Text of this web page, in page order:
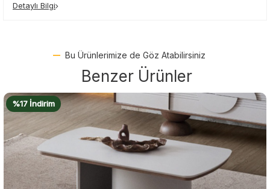
Detaylı Bilgi
Bu Ürünlerimize de Göz Atabilirsiniz
Benzer Ürünler
%18 İndirim